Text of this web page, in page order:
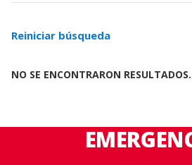
Reiniciar búsqueda
NO SE ENCONTRARON RESULTADOS.